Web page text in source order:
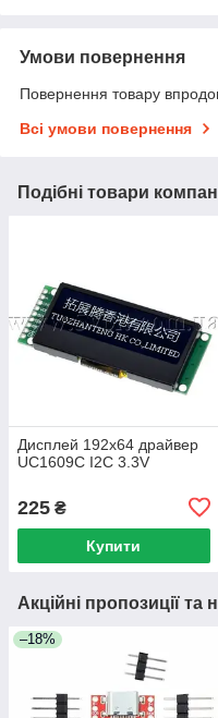
Умови повернення
Повернення товару
Всі умови повернення
Подібні товари
Дисплей 192x64 драйвер
UC1609C I2C 3.3V
225 ₴
Купити
Акційні пропозиції та
–18%